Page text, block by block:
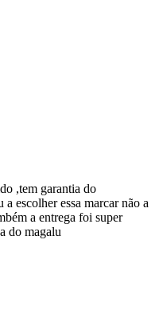
,tem garantia do
escolher essa marcar não a
a entrega foi super
do magalu